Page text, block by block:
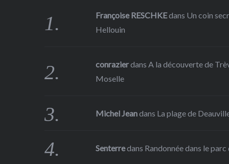
Françoise RESCHKEdans Un coin
Hellouin
conrazierdans A la découverte de
Moselle
Michel Jeandans La plage de
Senterredans Randonnée dans le